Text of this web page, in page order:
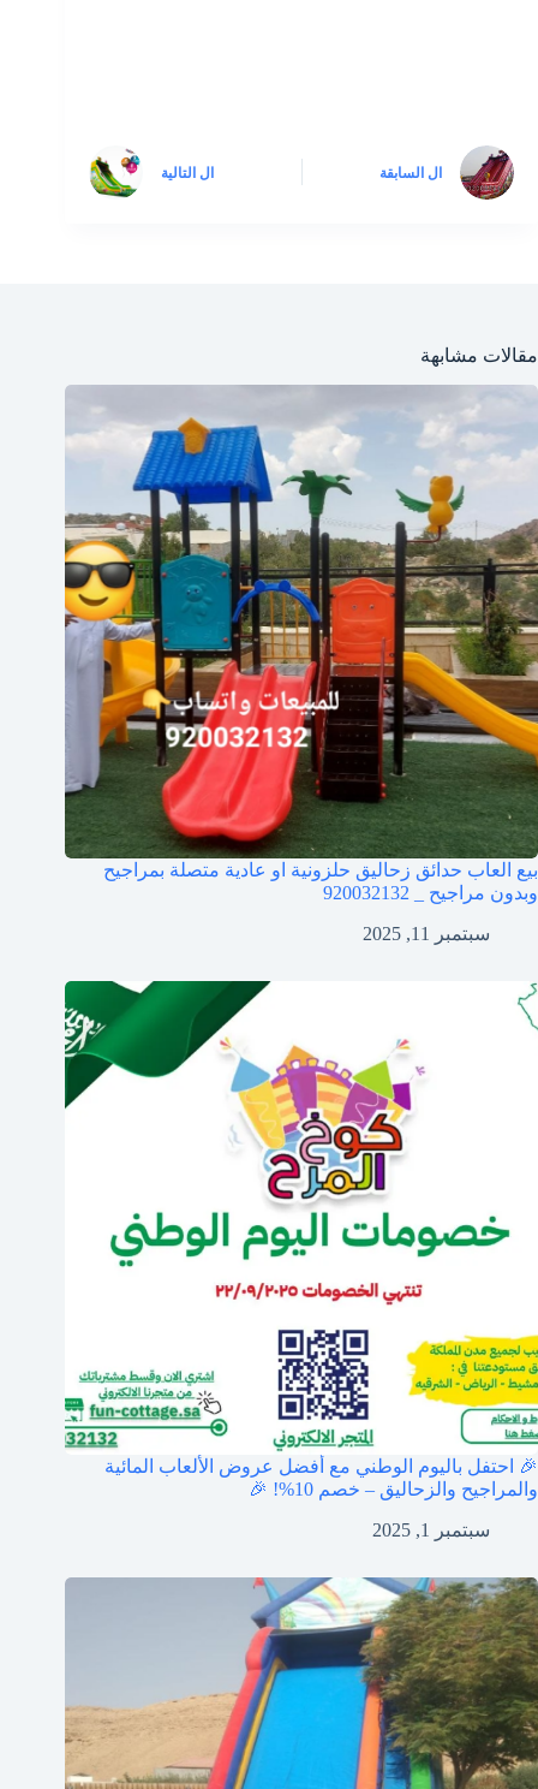
ال السابقة ال التالية
مقالات مشابهة
بيع العاب حدائق زحاليق حلزونية او عادية متصلة بمراجيح
وبدون مراجيح _ 920032132
سبتمبر 11, 2025
🎉 احتفل باليوم الوطني مع أفضل عروض الألعاب المائية
والمراجيح والزحاليق – خصم 10%! 🎉
سبتمبر 1, 2025